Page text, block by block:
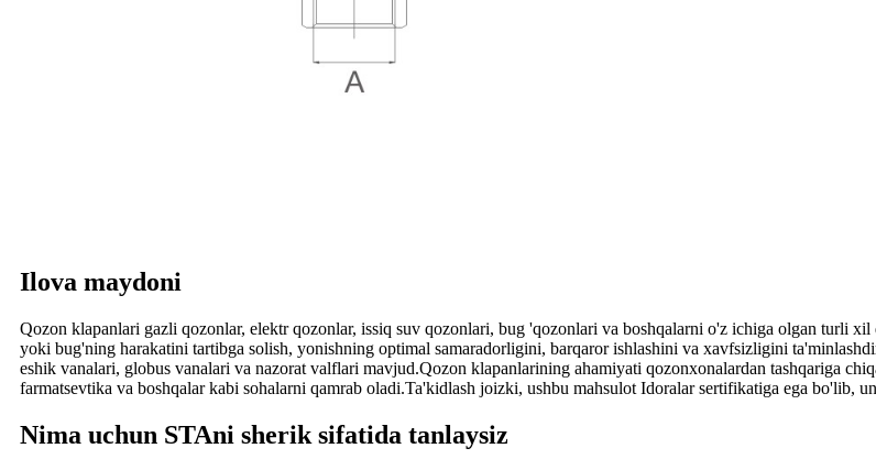
Ilova maydoni
Qozon klapanlari gazli qozonlar, elektr qozonlar, issiq suv qozonlari, bug 'qozonlari va boshqalarni o'z ichiga olgan turli
yoki bug'ning harakatini tartibga solish, yonishning optimal samaradorligini, barqaror ishlashini va xavfsizligini
eshik vanalari, globus vanalari va nazorat valflari mavjud.Qozon klapanlarining ahamiyati qozonxonalardan tashqariga
farmatsevtika va boshqalar kabi sohalarni qamrab oladi.Ta'kidlash joizki, ushbu mahsulot Idoralar sertifikatiga ega bo'lib,
Nima uchun STAni sherik sifatida tanlaysiz